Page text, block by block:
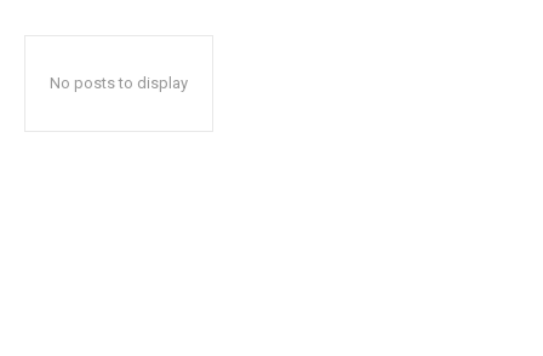
No posts to display